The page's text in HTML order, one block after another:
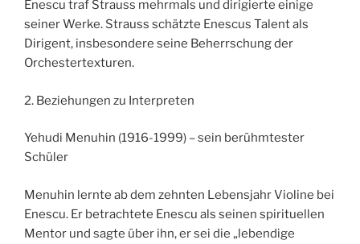
Enescu traf Strauss mehrmals und dirigierte einige
seiner Werke. Strauss schätzte Enescus Talent als
Dirigent, insbesondere seine Beherrschung der
Orchestertexturen.
2. Beziehungen zu Interpreten
Yehudi Menuhin (1916-1999) – sein berühmtester
Schüler
Menuhin lernte ab dem zehnten Lebensjahr Violine bei
Enescu. Er betrachtete Enescu als seinen spirituellen
Mentor und sagte über ihn, er sei die „lebendige